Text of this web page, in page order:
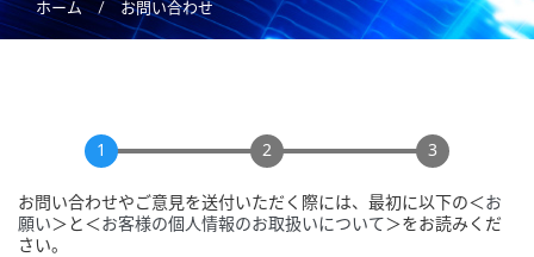
テ
ン
ホーム / お問い合わせ
1 2 3
お問い合わせやご意見を送付いただく際には、最初に以下の＜お
願い＞と＜お客様の個人情報のお取扱いについて＞をお読みくだ
さい。